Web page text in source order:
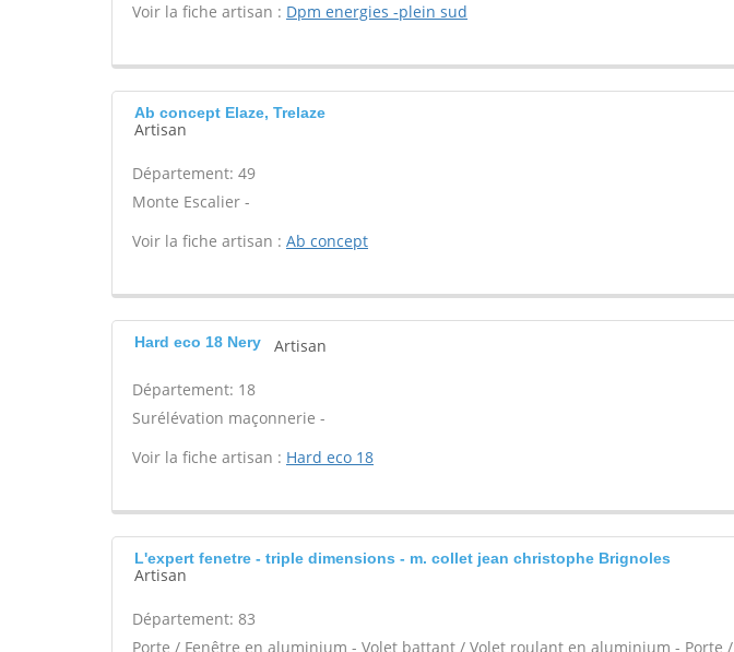
Voir la fiche artisan : Dpm energies -plein sud
Ab concept Elaze, Trelaze
Artisan
Département: 49
Monte Escalier -
Voir la fiche artisan : Ab concept
Hard eco 18 Nery Artisan
Département: 18
Surélévation maçonnerie -
Voir la fiche artisan : Hard eco 18
L'expert fenetre - triple dimensions - m. collet jean christophe Brignoles
Artisan
Département: 83
Porte / Fenêtre en aluminium - Volet battant / Volet roulant en aluminium - Porte /